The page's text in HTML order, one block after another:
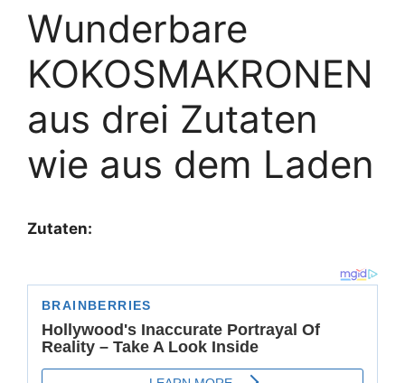
Wunderbare
KOKOSMAKRONEN
aus drei Zutaten
wie aus dem Laden
Zutaten: